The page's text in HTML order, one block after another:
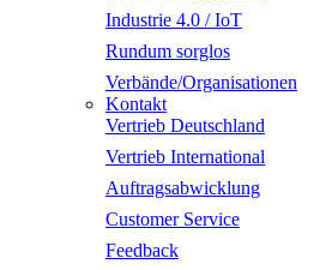
Industrie 4.0 / IoT
Rundum sorglos
Verbände/Organisationen
Kontakt
Vertrieb Deutschland
Vertrieb International
Auftragsabwicklung
Customer Service
Feedback